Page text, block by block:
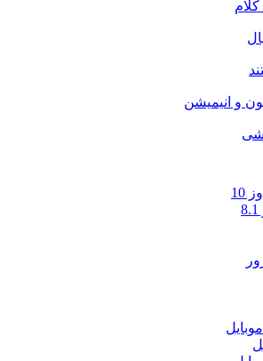
و انیمیشن